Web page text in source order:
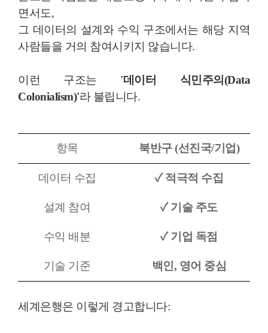
면서도,
그 데이터의 설계와 수익 구조에서는 해당 지역
사람들을 거의 참여시키지 않습니다.
이런 구조는 '데이터 식민주의(Data
Colonialism)'라 불립니다.
항목 북반구 (선진국/기업)
데이터 수집 ✓ 적극적 수집
설계 참여 ✓기술 주도
수익 배분 ✓기업 독점
기술 기준 백인, 영어 중심
세계은행은 이렇게 경고합니다: